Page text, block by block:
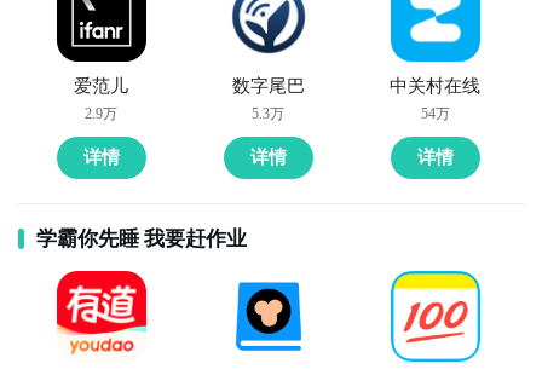
爱范儿
2.9万
详情
数字尾巴
5.3万
详情
中关村在线
54万
详情
学霸你先睡 我要赶作业